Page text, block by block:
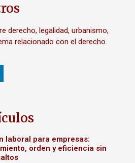
derecho, legalidad, urbanismo,
relacionado con el derecho.
laboral para empresas:
orden y eficiencia sin